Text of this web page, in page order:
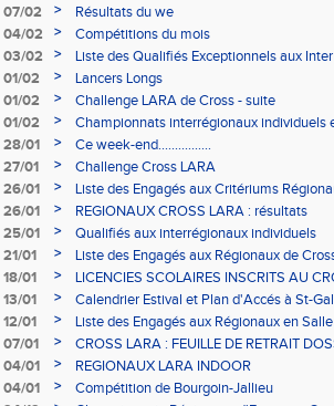
07/02
>
Résultats du we
04/02
>
Compétitions du mois
03/02
>
Liste des Qualifiés Exceptionnels aux
01/02
>
Lancers Longs
01/02
>
Challenge LARA de Cross - suite
01/02
>
Championnats interrégionaux individuels
28/01
>
Ce week-end................
27/01
>
Challenge Cross LARA
26/01
>
Liste des Engagés aux Critériums
26/01
>
REGIONAUX CROSS LARA : résultats
25/01
>
Qualifiés aux interrégionaux individuels
21/01
>
Liste des Engagés aux Régionaux de
18/01
>
LICENCIES SCOLAIRES INSCRITS AU
13/01
>
Calendrier Estival et Plan d'Accés à St-
12/01
>
Liste des Engagés aux Régionaux en
07/01
>
CROSS LARA : FEUILLE DE RETRAIT
04/01
>
REGIONAUX LARA INDOOR
04/01
>
Compétition de Bourgoin-Jallieu